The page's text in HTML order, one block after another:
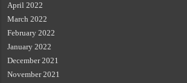
April 2022
March 2022
February 2022
January 2022
December 2021
November 2021